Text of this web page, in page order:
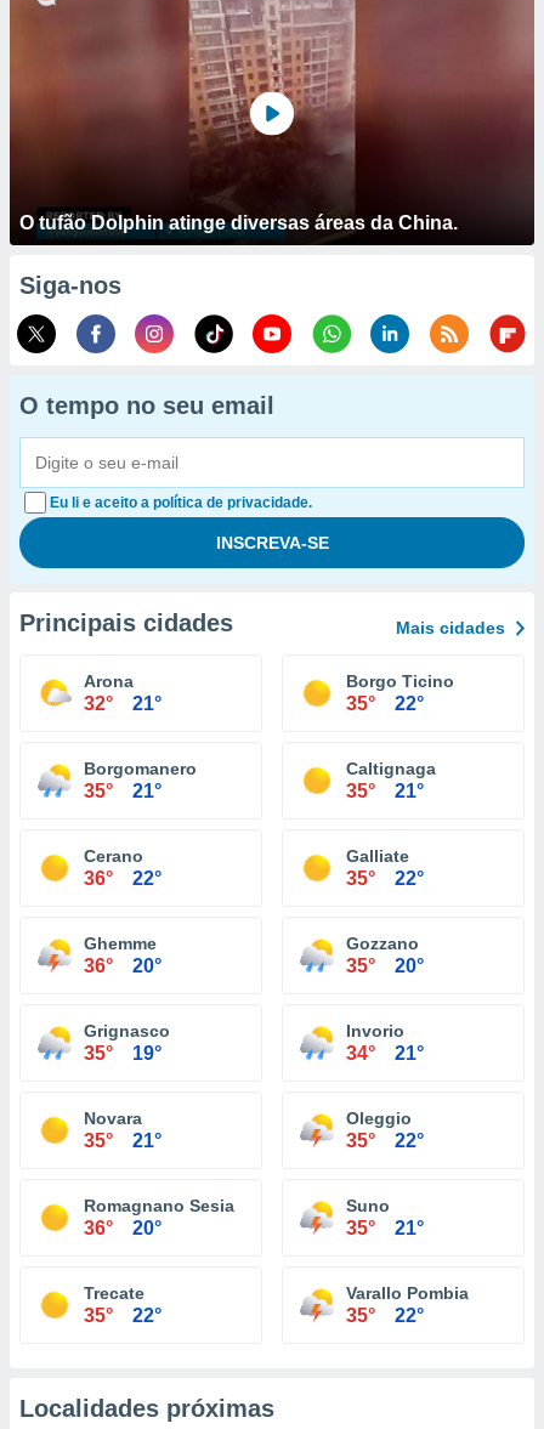
O tufão Dolphin atinge diversas áreas da China.
Siga-nos
O tempo no seu email
Eu li e aceito a política de privacidade.
Principais cidades Mais cidades
Arona
32° 21°
Borgo Ticino
35° 22°
Borgomanero
35° 21°
Caltignaga
35° 21°
Cerano
36° 22°
Galliate
35° 22°
Ghemme
36° 20°
Gozzano
35° 20°
Grignasco
35° 19°
Invorio
34° 21°
Novara
35° 21°
Oleggio
35° 22°
Romagnano Sesia
36° 20°
Suno
35° 21°
Trecate
35° 22°
Varallo Pombia
35° 22°
Localidades próximas